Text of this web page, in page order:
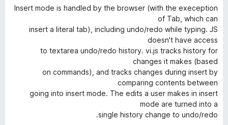
Insert mode is handled by the browser (with the exeception
of Tab, which can
insert a literal tab), including undo/redo while typing. JS
doesn't have access
to textarea undo/redo history. vi.js tracks history for
changes it makes (based
on commands), and tracks changes during insert by
comparing contents between
going into insert mode. The edits a user makes in insert
mode are turned into a
single history change to undo/redo.